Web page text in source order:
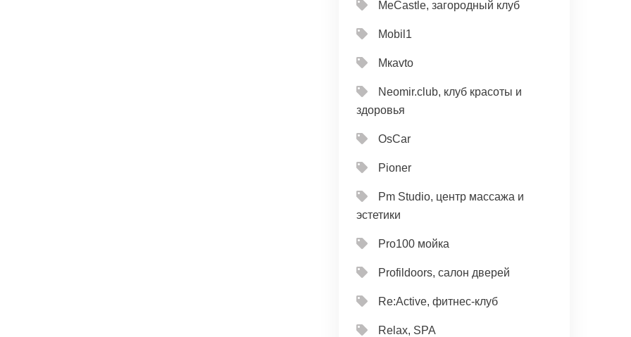
MeCastle, загородный клуб
Mobil1
Mкavto
Neomir.club, клуб красоты и
здоровья
OsCar
Pioner
Pm Studio, центр массажа и
эстетики
Pro100 мойка
Profildoors, салон дверей
Re:Active, фитнес-клуб
Relax, SPA